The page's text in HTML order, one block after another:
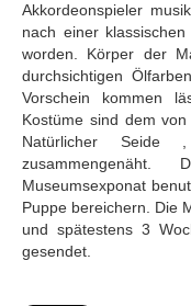
Akkordeonspieler
nach einer
worden. Körper der
durchsichtigen
Vorschein kommen
Kostüme sind dem
Natürlicher Seide
Museumsexponat
Puppe bereichern. Die
und spätestens 3
gesendet.